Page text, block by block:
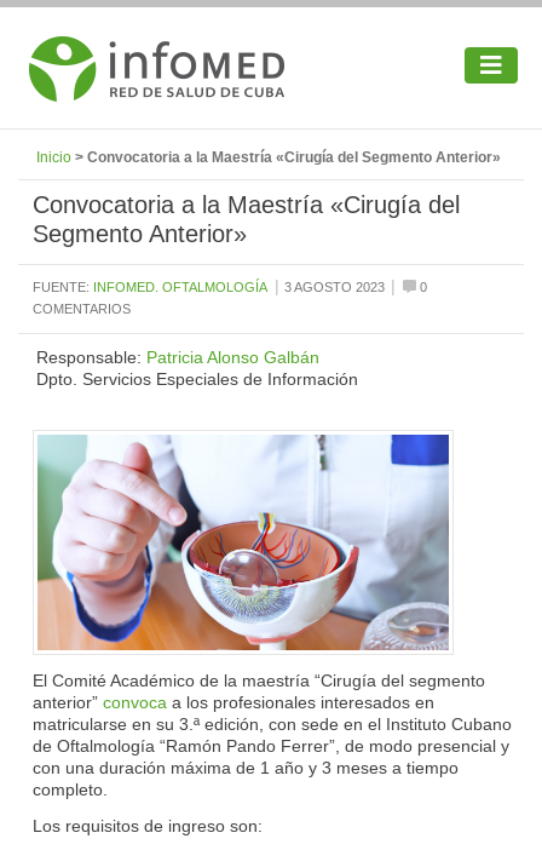
Inicio > Convocatoria a la Maestría «Cirugía del Segmento Anterior»
Convocatoria a la Maestría «Cirugía del
Segmento Anterior»
FUENTE: INFOMED. OFTALMOLOGÍA | 3 AGOSTO 2023 |
0
COMENTARIOS
Responsable: Patricia Alonso Galbán
Dpto. Servicios Especiales de Información
El Comité Académico de la maestría “Cirugía del segmento
anterior” convoca a los profesionales interesados en
matricularse en su 3.ª edición, con sede en el Instituto Cubano
de Oftalmología “Ramón Pando Ferrer”, de modo presencial y
con una duración máxima de 1 año y 3 meses a tiempo
completo.
Los requisitos de ingreso son: